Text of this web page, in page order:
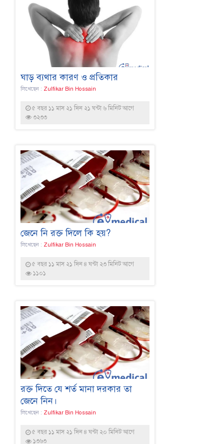
ঘাড় ব্যথার কারণ ও প্রতিকার
লিখেছেন : Zulfikar Bin Hossain
৫ বছর ১১ মাস ২১ দিন ২১ ঘন্টা ৬ মিনিট আগে
৩২৩৩
জেনে নি রক্ত দিলে কি হয়?
লিখেছেন : Zulfikar Bin Hossain
৫ বছর ১১ মাস ২১ দিন ৪ ঘন্টা ২৩ মিনিট আগে
১১০১
রক্ত দিতে যে শর্ত মানা দরকার তা
জেনে নিন।
লিখেছেন : Zulfikar Bin Hossain
৫ বছর ১১ মাস ২১ দিন ৪ ঘন্টা ২০ মিনিট আগে
১৩৬৩